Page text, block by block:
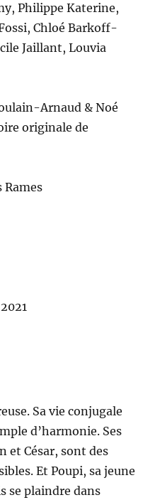
Philippe Katerine,
Chloé Barkoff-
Jaillant, Louvia
Arnaud & Noé
originale de
Rames
Sa vie conjugale
d’harmonie. Ses
et César, sont des
Et Poupi, sa jeune
se plaindre dans